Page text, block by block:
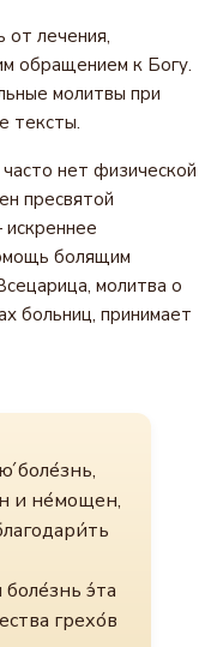
от лечения,
обращением к Богу.
молитвы при
тексты.
нет физической
пресвятой
болящим
молитва о
больниц, принимает
боле́знь,
и не́мощен,
э́та
грехо́в